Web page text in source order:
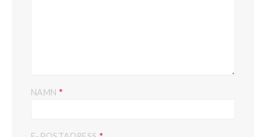
NAMN *